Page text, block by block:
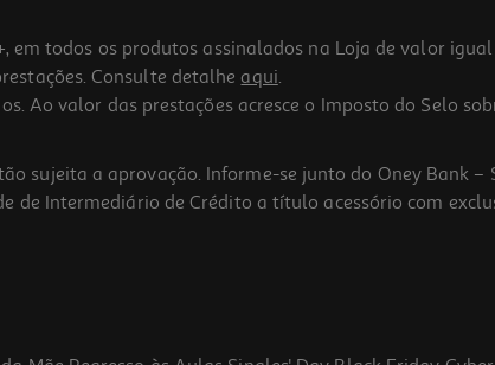
todos os produtos assinalados na Loja de valor
Consulte detalhe aqui.
Ao valor das prestações acresce o Imposto do Selo
sujeita a aprovação. Informe-se junto do Oney Bank –
de Intermediário de Crédito a título acessório com